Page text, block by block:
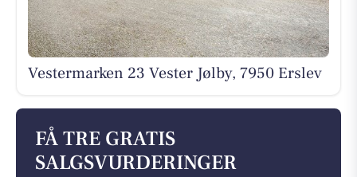
Vestermarken 23 Vester Jølby, 7950 Erslev
FÅ TRE GRATIS
SALGSVURDERINGER